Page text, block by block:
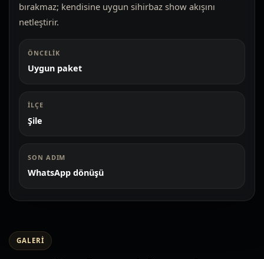
bırakmaz; kendisine uygun sihirbaz show akışını
netleştirir.
ÖNCELIK
Uygun paket
İLÇE
Şile
SON ADIM
WhatsApp dönüşü
GALERI